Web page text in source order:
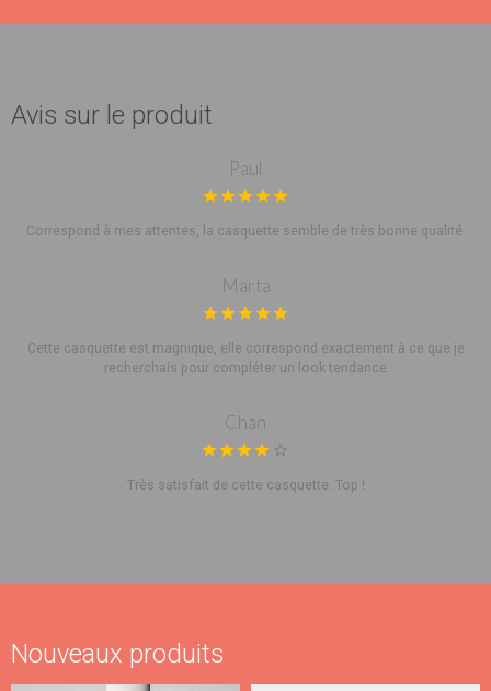
Avis sur le produit
Paul
Correspond à mes attentes, la casquette semble de très bonne qualité.
Marta
Cette casquette est magnique, elle correspond exactement à ce que je
recherchais pour compléter un look tendance
Chan
Très satisfait de cette casquette. Top !
Nouveaux produits